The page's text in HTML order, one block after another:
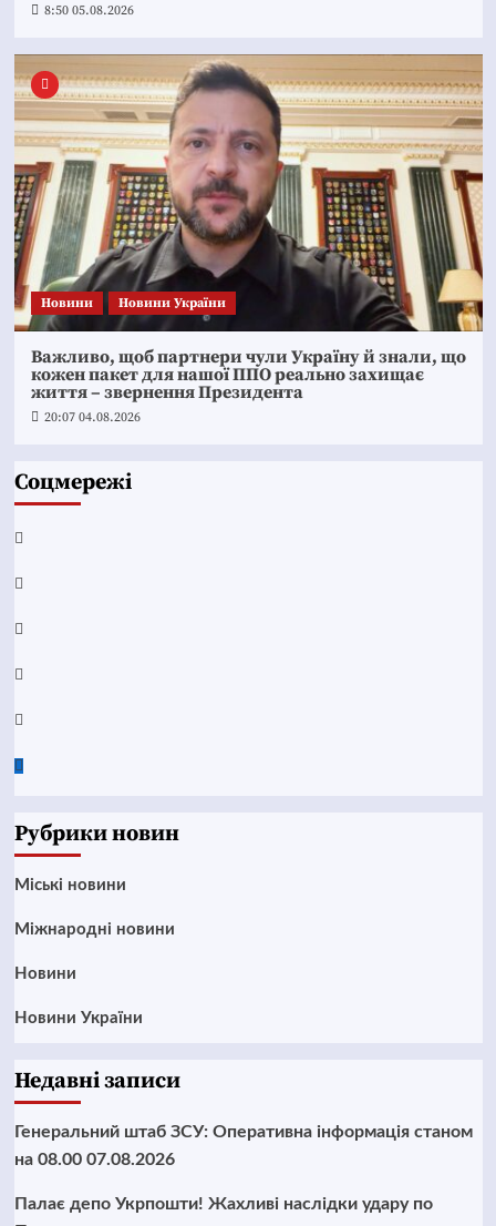
8:50 05.08.2026
Новини Новини України
Важливо, щоб партнери чули Україну й знали, що
кожен пакет для нашої ППО реально захищає
життя – звернення Президента
20:07 04.08.2026
Соцмережі
Facebook
YouTube
Telegram
Instagram
Twitter
Рубрики новин
Mіські новини
Міжнародні новини
Новини
Новини України
Недавні записи
Генеральний штаб ЗСУ: Оперативна інформація станом
на 08.00 07.08.2026
Палає депо Укрпошти! Жахливі наслідки удару по